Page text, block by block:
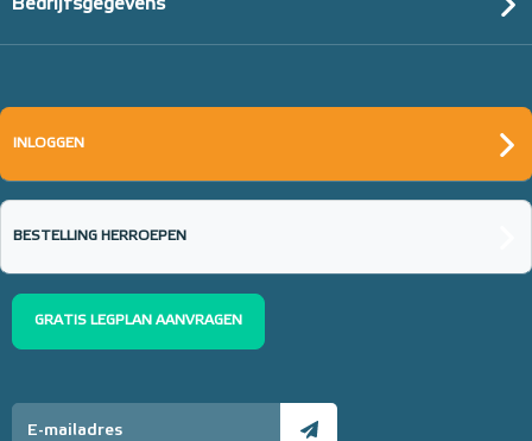
Bedrijfsgegevens
INLOGGEN
BESTELLING HERROEPEN
GRATIS LEGPLAN AANVRAGEN